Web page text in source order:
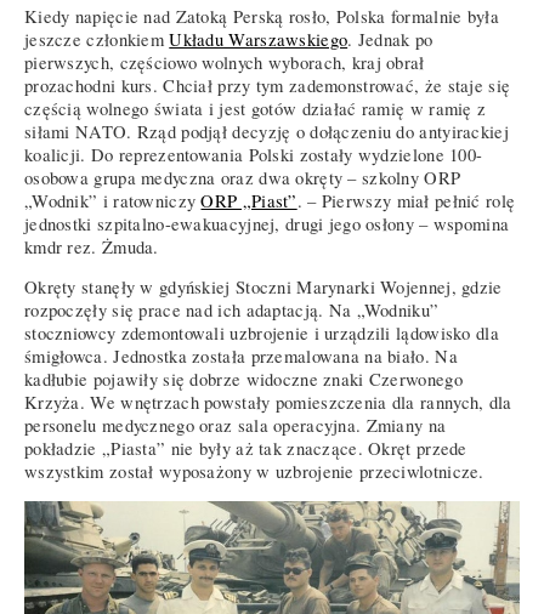
Kiedy napięcie nad Zatoką Perską rosło, Polska formalnie była
jeszcze członkiemUkładu Warszawskiego. Jednak po
pierwszych, częściowo wolnych wyborach, kraj obrał
prozachodni kurs. Chciał przy tym zademonstrować, że staje się
częścią wolnego świata i jest gotów działać ramię w ramię z
siłami NATO. Rząd podjął decyzję o dołączeniu do antyirackiej
koalicji. Do reprezentowania Polski zostały wydzielone 100-
osobowa grupa medyczna oraz dwa okręty – szkolny ORP
„Wodnik” i ratowniczyORP „Piast”. – Pierwszy miał pełnić rolę
jednostki szpitalno-ewakuacyjnej, drugi jego osłony – wspomina
kmdr rez. Żmuda.
Okręty stanęły w gdyńskiej Stoczni Marynarki Wojennej, gdzie
rozpoczęły się prace nad ich adaptacją. Na „Wodniku”
stoczniowcy zdemontowali uzbrojenie i urządzili lądowisko dla
śmigłowca. Jednostka została przemalowana na biało. Na
kadłubie pojawiły się dobrze widoczne znaki Czerwonego
Krzyża. We wnętrzach powstały pomieszczenia dla rannych, dla
personelu medycznego oraz sala operacyjna. Zmiany na
pokładzie „Piasta” nie były aż tak znaczące. Okręt przede
wszystkim został wyposażony w uzbrojenie przeciwlotnicze.